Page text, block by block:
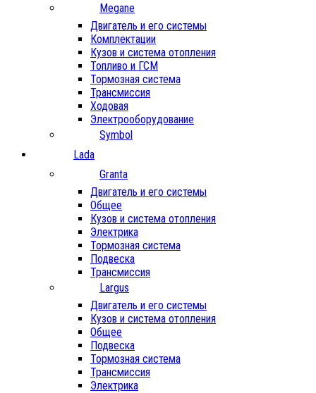
Megane
Двигатель и его системы
Комплектации
Кузов и система отопления
Топливо и ГСМ
Тормозная система
Трансмиссия
Ходовая
Электрооборудование
Symbol
Lada
Granta
Двигатель и его системы
Общее
Кузов и система отопления
Электрика
Тормозная система
Подвеска
Трансмиссия
Largus
Двигатель и его системы
Кузов и система отопления
Общее
Подвеска
Тормозная система
Трансмиссия
Электрика